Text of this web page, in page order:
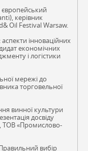
керівник
Oil Festival Warsaw.
інноваційних
економічних
і логістики
мережі до
торговельної
винної культури
досвіду
ТОВ «Промислово-
вибір